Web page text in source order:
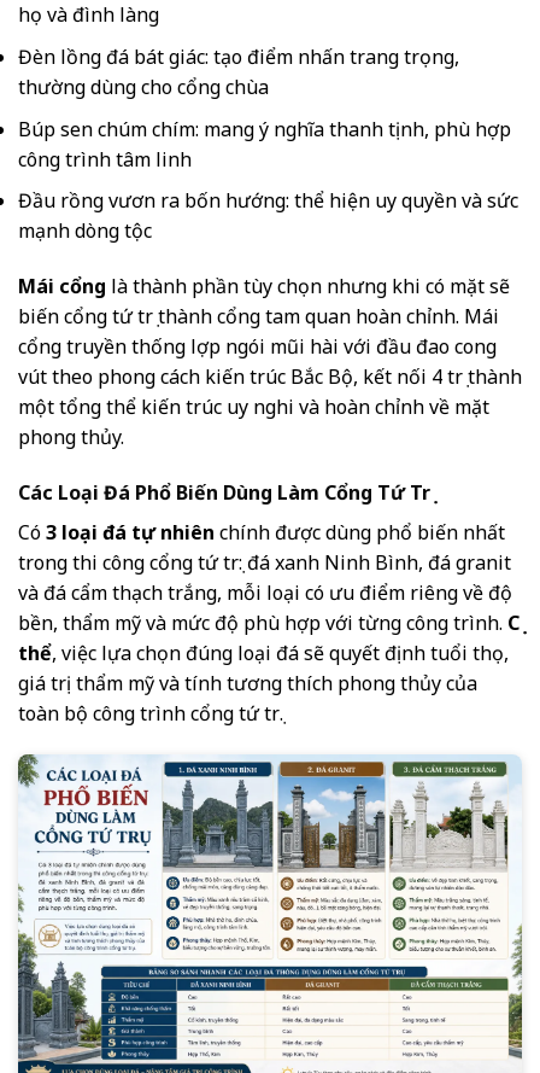
họ và đình làng
Đèn lồng đá bát giác: tạo điểm nhấn trang trọng,
thường dùng cho cổng chùa
Búp sen chúm chím: mang ý nghĩa thanh tịnh, phù hợp
công trình tâm linh
Đầu rồng vươn ra bốn hướng: thể hiện uy quyền và sức
mạnh dòng tộc
Mái cổng là thành phần tùy chọn nhưng khi có mặt sẽ
biến cổng tứ trụ thành cổng tam quan hoàn chỉnh. Mái
cổng truyền thống lợp ngói mũi hài với đầu đao cong
vút theo phong cách kiến trúc Bắc Bộ, kết nối 4 trụ thành
một tổng thể kiến trúc uy nghi và hoàn chỉnh về mặt
phong thủy.
Các Loại Đá Phổ Biến Dùng Làm Cổng Tứ Trụ
Có3 loại đá tự nhiên chính được dùng phổ biến nhất
trong thi công cổng tứ trụ: đá xanh Ninh Bình, đá granit
và đá cẩm thạch trắng, mỗi loại có ưu điểm riêng về độ
bền, thẩm mỹ và mức độ phù hợp với từng công trình. Cụ
thể, việc lựa chọn đúng loại đá sẽ quyết định tuổi thọ,
giá trị thẩm mỹ và tính tương thích phong thủy của
toàn bộ công trình cổng tứ trụ.